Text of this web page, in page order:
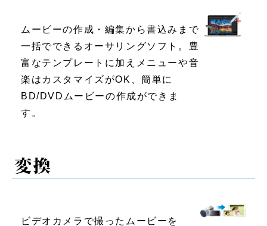
ムービーの作成・編集から書込みまで
一括でできるオーサリングソフト。豊
富なテンプレートに加えメニューや音
楽はカスタマイズがOK、簡単に
BD/DVDムービーの作成ができま
す。
ビデオカメラで撮ったムービーを